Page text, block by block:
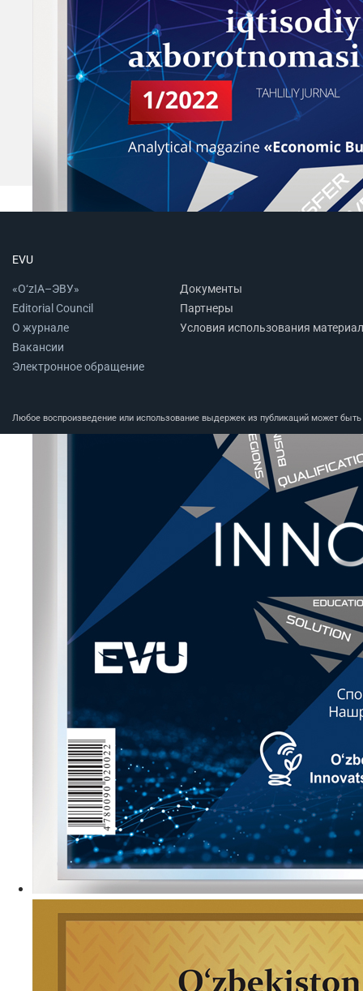
EVU
«O‘zIA–ЭВУ»
Editorial Council
О журнале
Вакансии
Электронное обращение
Документы
Партнеры
Условия использования
Любое воспроизведение или использование выдержек из публикаций может